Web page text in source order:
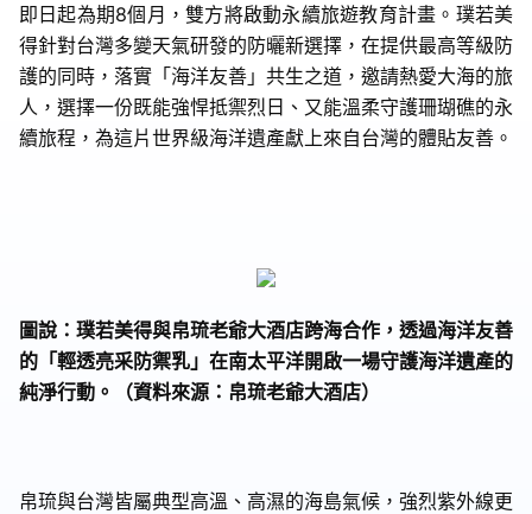
即日起為期8個月，雙方將啟動永續旅遊教育計畫。璞若美
得針對台灣多變天氣研發的防曬新選擇，在提供最高等級防
護的同時，落實「海洋友善」共生之道，邀請熱愛大海的旅
人，選擇一份既能強悍抵禦烈日、又能溫柔守護珊瑚礁的永
續旅程，為這片世界級海洋遺產獻上來自台灣的體貼友善。
圖說：璞若美得與帛琉老爺大酒店跨海合作，透過海洋友善
的「輕透亮采防禦乳」在南太平洋開啟一場守護海洋遺產的
純淨行動。（資料來源：帛琉老爺大酒店）
帛琉與台灣皆屬典型高溫、高濕的海島氣候，強烈紫外線更